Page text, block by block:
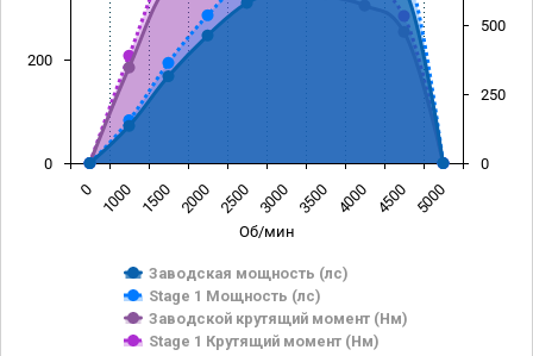
Об/мин
Заводская мощность (лс)
Stage 1 Мощность (лс)
Заводской крутящий момент (Нм)
Stage 1 Крутящий момент (Нм)
0 1000 1500 2000 2500 3000 3500 4000 4500 5000
0
200
0
250
500